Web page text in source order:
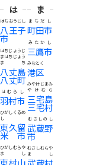
は
八王子
市
はちおうじし
八丈島
八丈町
はちじょうじ
まはちじょう
まち
羽村市
はむらし
東久留
米市
ひがしくるめ
し
東村山
ひがしむらや
まし
ま
町田市
まちだし
三鷹市
みたかし
港区
みなとく
三宅島
三宅村
みやけじまみ
やけむら
武蔵野
市
むさしのし
むさしむらや
まし